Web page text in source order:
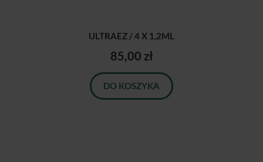
ULTRAEZ / 4 X 1,2ML
85,00 zł
DO KOSZYKA